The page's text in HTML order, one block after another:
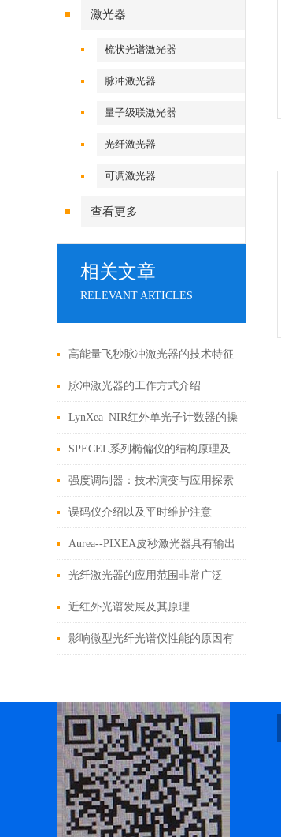
激光器
梳状光谱激光器
脉冲激光器
量子级联激光器
光纤激光器
可调激光器
查看更多
相关文章
RELEVANT ARTICLES
高能量飞秒脉冲激光器的技术特征
脉冲激光器的工作方式介绍
LynXea_NIR红外单光子计数器的操
作原理
SPECEL系列椭偏仪的结构原理及
特点
强度调制器：技术演变与应用探索
误码仪介绍以及平时维护注意
Aurea--PIXEA皮秒激光器具有输出
稳定性好的特点
光纤激光器的应用范围非常广泛
近红外光谱发展及其原理
影响微型光纤光谱仪性能的原因有